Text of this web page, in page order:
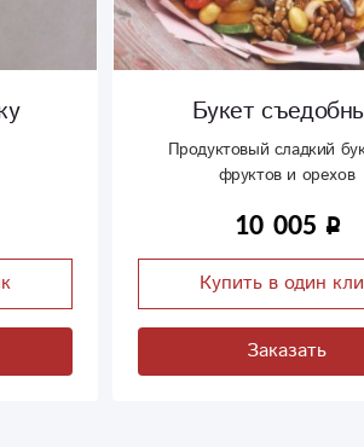
Букет
Продуктовый сладкий
фруктов и орехов
10 005
Купить в один
Заказать